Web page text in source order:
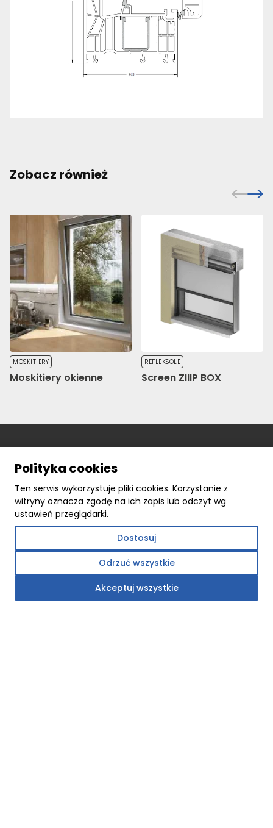
Polityka cookies
Ten serwis wykorzystuje pliki cookies. Korzystanie z
witryny oznacza zgodę na ich zapis lub odczyt wg
ustawień przeglądarki.
Dostosuj
Odrzuć wszystkie
Akceptuj wszystkie
Zobacz również
MOSKITIERY
Moskitiery okienne
REFLEKSOLE
Screen ZIIIP BOX
Tel+48 12 25 62 800
biuro@okno-pol.pl
OKNO-POL sp. z o.o.
NIP: 6772240397